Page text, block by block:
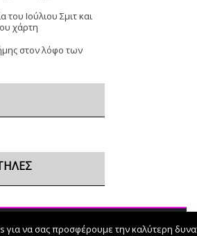
του Ιούλιου Σμιτ και
χάρτη
στον λόφο των
© 2026pro-TΥΠΟΣ
για να σας προσφέρουμε την καλύτερη